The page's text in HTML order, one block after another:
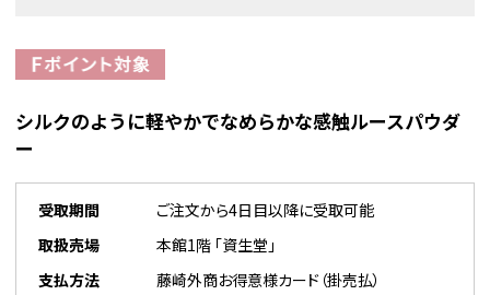
シルクのように軽やかでなめらかな感触ルースパウダ
ー
受取期間
ご注文から4日目以降に受取可能
取扱売場
本館1階 「資生堂」
支払方法
藤崎外商お得意様カード（掛売払）